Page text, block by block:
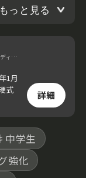
、選手が
ングのス
率良く伝え
ジショ
もっと見る
パフォーマンスコーディネーター
1月
式
詳細
中学生
強化